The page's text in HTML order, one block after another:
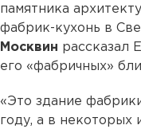
памятника
фабрик-кухонь в
Москвин рассказал
его «фабричных»
«Это здание
году, а в некоторых